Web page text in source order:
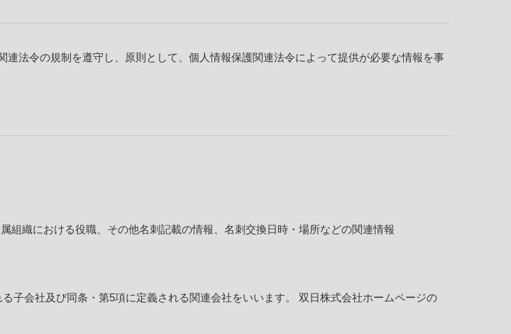
法令の規制を遵守し、原則として、個人情報保護関連法令によって提供が必要な情報を事
組織における役職、その他名刺記載の情報、名刺交換日時・場所などの関連情報
子会社及び同条・第5項に定義される関連会社をいいます。 双日株式会社ホームページの